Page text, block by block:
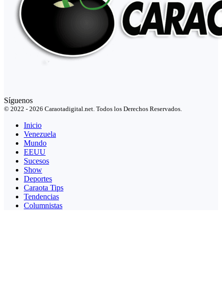
Síguenos
© 2022 - 2026 Caraotadigital.net. Todos los Derechos Reservados.
Inicio
Venezuela
Mundo
EEUU
Sucesos
Show
Deportes
Caraota Tips
Tendencias
Columnistas